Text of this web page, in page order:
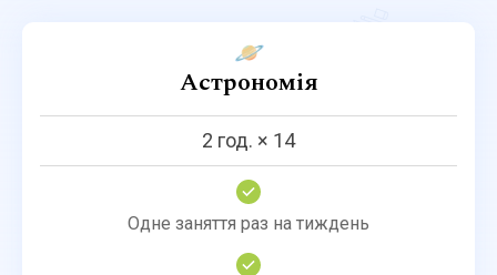
🪐
Астрономія
2 год. × 14
Одне заняття раз на тиждень